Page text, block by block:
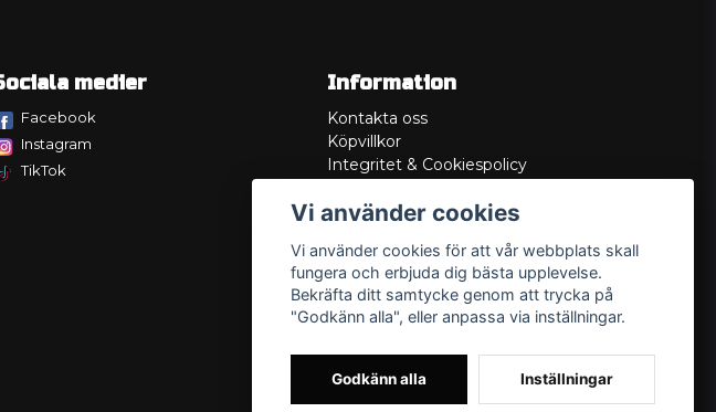
medier
Facebook
Instagram
TikTok
Information
Kontakta oss
Köpvillkor
Integritet & Cookiespolicy
Service/Garanti
Lådritning
Om oss
Vi använder cookies
Vi använder cookies för att vår webbplats skall
fungera och erbjuda dig bästa upplevelse.
Bekräfta ditt samtycke genom att trycka på
"Godkänn alla", eller anpassa via inställningar.
Godkänn alla Inställningar